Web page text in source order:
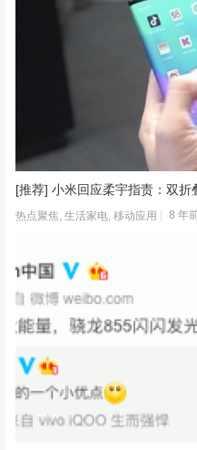
[推荐] 小米回应柔宇指责：双
热点聚焦,生活家电,移动应用 8 年